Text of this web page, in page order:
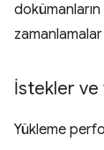
dokümanların
İstekler ve
Yükleme